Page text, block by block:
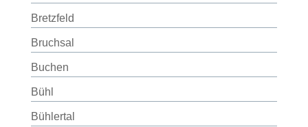
Bretzfeld
Bruchsal
Buchen
Bühl
Bühlertal